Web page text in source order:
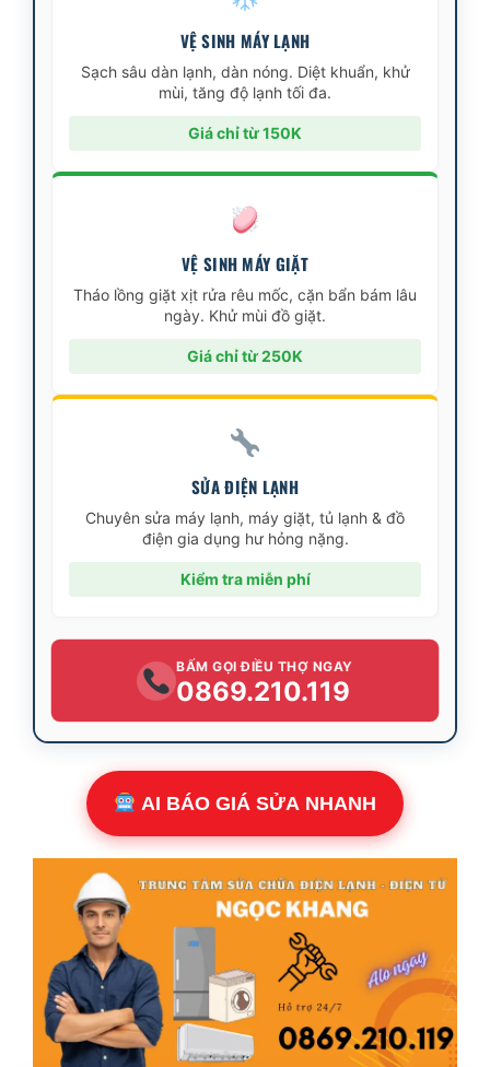
VỆ SINH MÁY LẠNH
Sạch sâu dàn lạnh, dàn nóng. Diệt khuẩn, khử
mùi, tăng độ lạnh tối đa.
Giá chỉ từ 150K
VỆ SINH MÁY GIẶT
Tháo lồng giặt xịt rửa rêu mốc, cặn bẩn bám lâu
ngày. Khử mùi đồ giặt.
Giá chỉ từ 250K
SỬA ĐIỆN LẠNH
Chuyên sửa máy lạnh, máy giặt, tủ lạnh & đồ
điện gia dụng hư hỏng nặng.
Kiểm tra miễn phí
BẤM GỌI ĐIỀU THỢ NGAY
0869.210.119
AI BÁO GIÁ SỬA NHANH